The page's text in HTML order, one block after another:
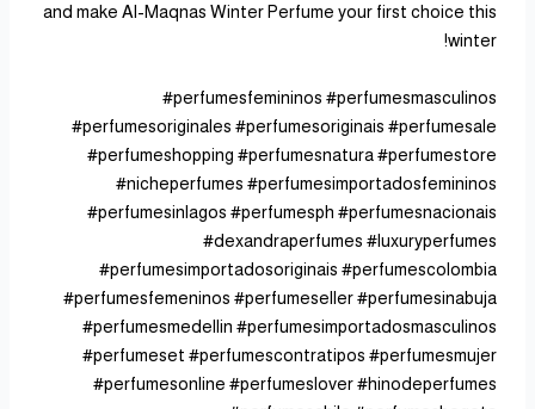
and make Al-Maqnas Winter Perfume your first choice this
winter!
#perfumesfemininos #perfumesmasculinos
#perfumesoriginales #perfumesoriginais #perfumesale
#perfumeshopping #perfumesnatura #perfumestore
#nicheperfumes #perfumesimportadosfemininos
#perfumesinlagos #perfumesph #perfumesnacionais
#dexandraperfumes #luxuryperfumes
#perfumesimportadosoriginais #perfumescolombia
#perfumesfemeninos #perfumeseller #perfumesinabuja
#perfumesmedellin #perfumesimportadosmasculinos
#perfumeset #perfumescontratipos #perfumesmujer
#perfumesonline #perfumeslover #hinodeperfumes